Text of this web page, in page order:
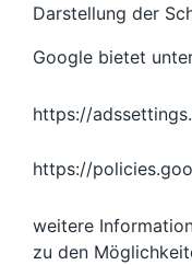
Darstellung der
Google bietet
https://
https://
weitere
zu den